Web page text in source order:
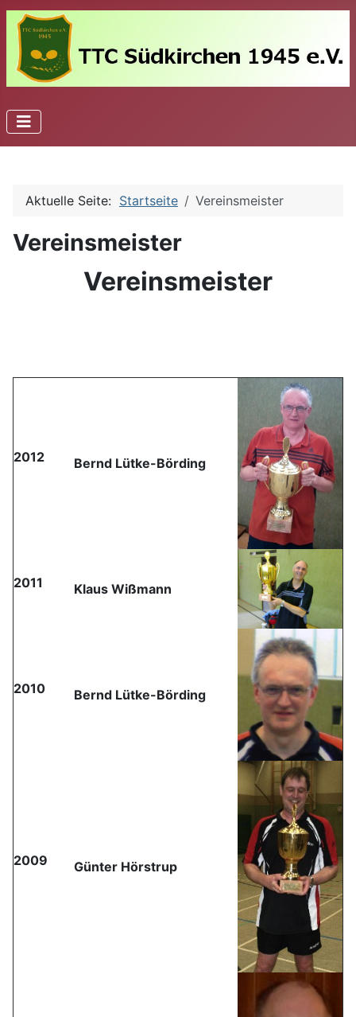
Aktuelle Seite: Startseite Vereinsmeister
Vereinsmeister
Vereinsmeister
2012 Bernd Lütke-Börding
2011 Klaus Wißmann
2010 Bernd Lütke-Börding
2009 Günter Hörstrup